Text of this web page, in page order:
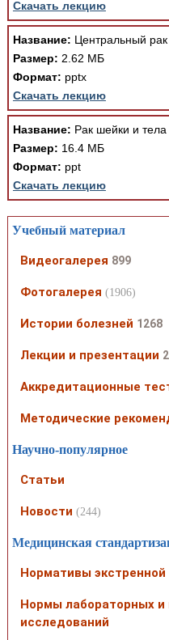
Скачать лекцию
Название: Центральный рак
Размер: 2.62 МБ
Формат: pptx
Скачать лекцию
Название: Рак шейки и тела
Размер: 16.4 МБ
Формат: ppt
Скачать лекцию
Учебный материал
Видеогалерея 899
Фотогалерея (1906)
Истории болезней 1268
Лекции и презентации
Аккредитационные
Методические
Научно-популярное
Статьи
Новости (244)
Медицинская
Нормативы
Нормы лабораторных и
исследований